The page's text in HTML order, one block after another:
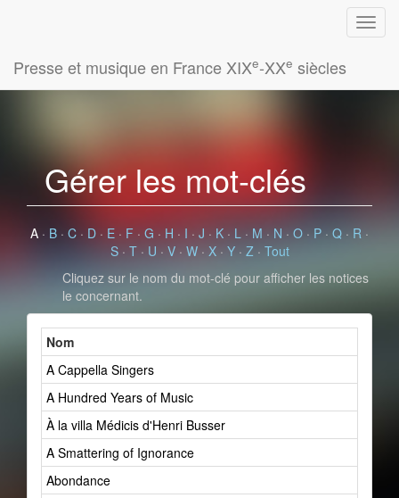
Presse et musique en France XIXe-XXe siècles
Gérer les mot-clés
A · B · C · D · E · F · G · H · I · J · K · L · M · N · O · P · Q · R ·
S· T· U · V· W· X· Y· Z· Tout
Cliquez sur le nom du mot-clé pour afficher les notices
le concernant.
Nom
A Cappella Singers
A Hundred Years of Music
À la villa Médicis d'Henri Busser
A Smattering of Ignorance
Abondance